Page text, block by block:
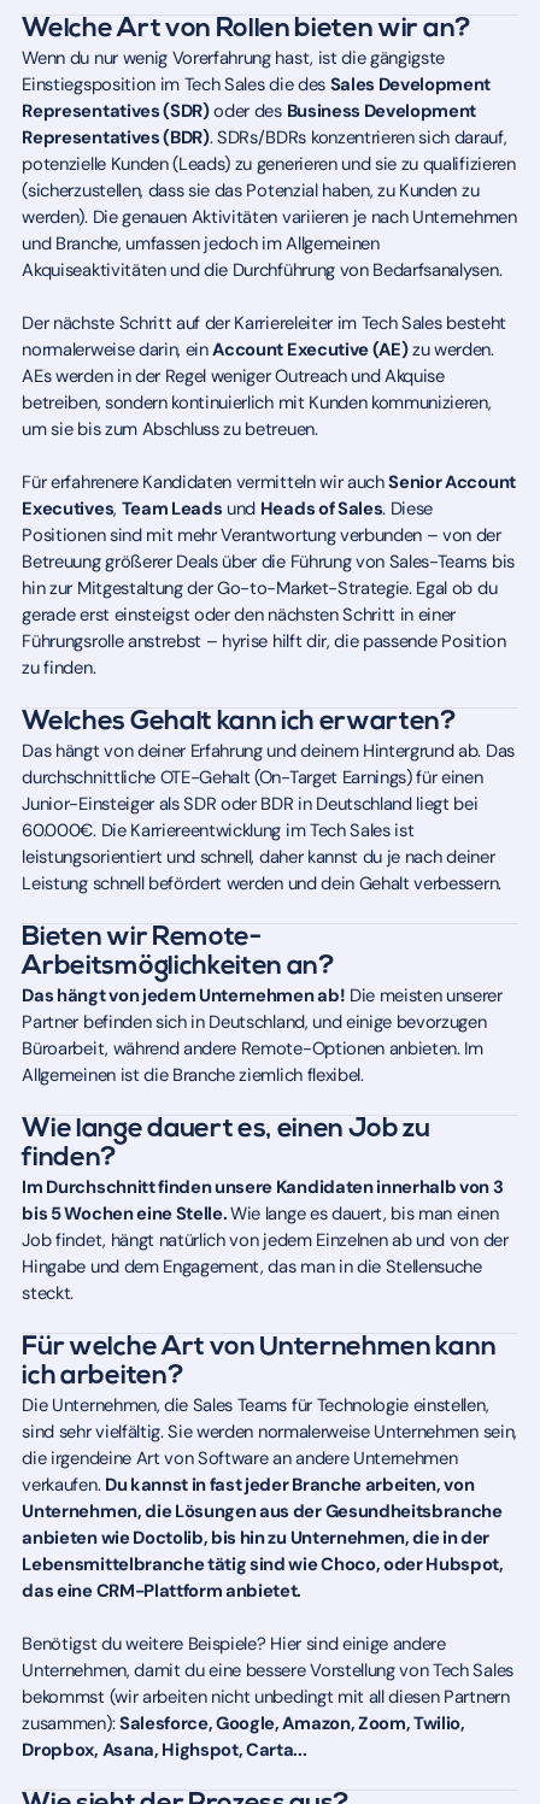
Welche Art von Rollen bieten wir an?
Wenn du nur wenig Vorerfahrung hast, ist die gängigste
Einstiegsposition im Tech Sales die des Sales Development
Representatives (SDR)oder des Business Development
Representatives (BDR). SDRs/BDRs konzentrieren sich darauf,
potenzielle Kunden (Leads) zu generieren und sie zu qualifizieren
(sicherzustellen, dass sie das Potenzial haben, zu Kunden zu
werden). Die genauen Aktivitäten variieren je nach Unternehmen
und Branche, umfassen jedoch im Allgemeinen
Akquiseaktivitäten und die Durchführung von Bedarfsanalysen.
Der nächste Schritt auf der Karriereleiter im Tech Sales besteht
normalerweise darin, einAccount Executive (AE)zu werden.
AEs werden in der Regel weniger Outreach und Akquise
betreiben, sondern kontinuierlich mit Kunden kommunizieren,
um sie bis zum Abschluss zu betreuen.
Für erfahrenere Kandidaten vermitteln wir auchSenior Account
Executives, Team Leads und Heads of Sales. Diese
Positionen sind mit mehr Verantwortung verbunden – von der
Betreuung größerer Deals über die Führung von Sales-Teams bis
hin zur Mitgestaltung der Go-to-Market-Strategie. Egal ob du
gerade erst einsteigst oder den nächsten Schritt in einer
Führungsrolle anstrebst – hyrise hilft dir, die passende Position
zu finden.
Welches Gehalt kann ich erwarten?
Das hängt von deiner Erfahrung und deinem Hintergrund ab. Das
durchschnittliche OTE-Gehalt (On-Target Earnings) für einen
Junior-Einsteiger als SDR oder BDR in Deutschland liegt bei
60.000€. Die Karriereentwicklung im Tech Sales ist
leistungsorientiert und schnell, daher kannst du je nach deiner
Leistung schnell befördert werden und dein Gehalt verbessern.
Bieten wir Remote-
Arbeitsmöglichkeiten an?
Das hängt von jedem Unternehmen ab! Die meisten unserer
Partner befinden sich in Deutschland, und einige bevorzugen
Büroarbeit, während andere Remote-Optionen anbieten. Im
Allgemeinen ist die Branche ziemlich flexibel.
Wie lange dauert es, einen Job zu
finden?
Im Durchschnitt finden unsere Kandidaten innerhalb von 3
bis 5 Wochen eine Stelle.Wie lange es dauert, bis man einen
Job findet, hängt natürlich von jedem Einzelnen ab und von der
Hingabe und dem Engagement, das man in die Stellensuche
steckt.
Für welche Art von Unternehmen kann
ich arbeiten?
Die Unternehmen, die Sales Teams für Technologie einstellen,
sind sehr vielfältig. Sie werden normalerweise Unternehmen sein,
die irgendeine Art von Software an andere Unternehmen
verkaufen. Du kannst in fast jeder Branche arbeiten, von
Unternehmen, die Lösungen aus der Gesundheitsbranche
anbieten wie Doctolib, bis hin zu Unternehmen, die in der
Lebensmittelbranche tätig sind wie Choco, oder Hubspot,
das eine CRM-Plattform anbietet.
Benötigst du weitere Beispiele? Hier sind einige andere
Unternehmen, damit du eine bessere Vorstellung von Tech Sales
bekommst (wir arbeiten nicht unbedingt mit all diesen Partnern
zusammen):Salesforce, Google, Amazon, Zoom, Twilio,
Dropbox, Asana, Highspot, Carta...